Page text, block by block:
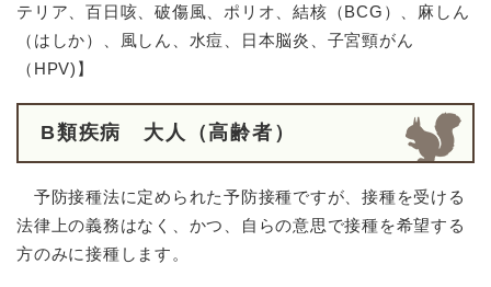
テリア、百日咳、破傷風、ポリオ、結核（BCG）、麻しん
（はしか）、風しん、水痘、日本脳炎、子宮頸がん
（HPV)】
B類疾病 大人（高齢者）
予防接種法に定められた予防接種ですが、接種を受ける
法律上の義務はなく、かつ、自らの意思で接種を希望する
方のみに接種します。